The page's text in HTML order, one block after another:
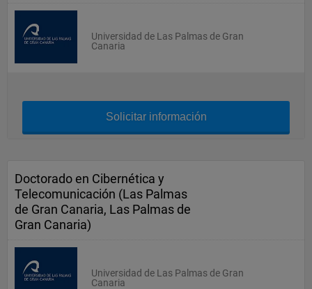
Universidad de Las Palmas de Gran
Canaria
Solicitar información
Doctorado en Cibernética y
Telecomunicación (Las Palmas
de Gran Canaria, Las Palmas de
Gran Canaria)
Universidad de Las Palmas de Gran
Canaria